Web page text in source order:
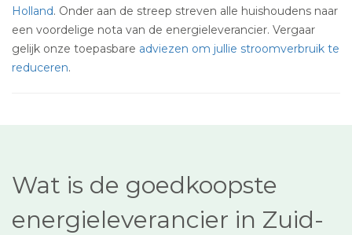
Holland. Onder aan de streep streven alle huishoudens naar
een voordelige nota van de energieleverancier. Vergaar
gelijk onze toepasbare adviezen om jullie stroomverbruik te
reduceren.
Wat is de goedkoopste
energieleverancier in Zuid-